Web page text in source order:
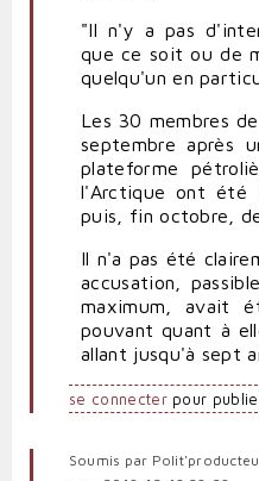
"Il n'y a pas
que ce soit ou de
quelqu'un en
Les 30 membres
septembre après
plateforme
l'Arctique ont été
puis, fin octobre,
Il n'a pas été
accusation,
maximum, avait
pouvant quant à
allant jusqu'à sept
se connecterpour
Soumis par